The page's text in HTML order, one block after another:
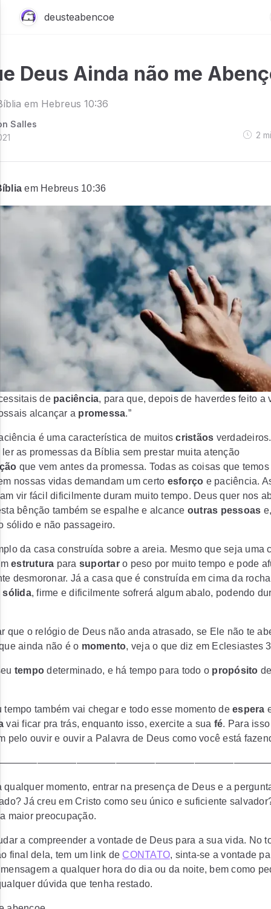
deusteabencoe
Deus Ainda não me
em Hebreus 10:36
Salles
2
em Hebreus 10:36
de paciência, para que, depois de haverdes feito a
alcançar a promessa.”
é uma característica de muitos cristãos
ler as promessas da Bíblia sem prestar muita atenção
que vem antes da promessa. Todas as coisas que
nossas vidas demandam um certo esforço e paciência.
vir fácil dificilmente duram muito tempo. Deus quer nos
bênção também se espalhe e alcance outras pessoas
sólido e não passageiro.
da casa construída sobre a areia. Mesmo que seja uma
estrutura para suportar o peso por muito tempo e pode
desmoronar. Já a casa que é construída em cima da
sólida, firme e dificilmente sofrerá algum abalo, podendo
que o relógio de Deus não anda atrasado, se Ele não te
ainda não é o momento, veja o que diz em Eclesiastes
tempo determinado, e há tempo para todo o propósito
tempo também vai chegar e todo esse momento de espera
vai ficar pra trás, enquanto isso, exercite a sua fé. Para
pelo ouvir e ouvir a Palavra de Deus como você está
qualquer momento, entrar na presença de Deus e a
Já creu em Cristo como seu único e suficiente
maior preocupação.
a compreender a vontade de Deus para a sua vida. No
final dela, tem um link de CONTATO, sinta-se a vontade
a qualquer hora do dia ou da noite, bem como
dúvida que tenha restado.